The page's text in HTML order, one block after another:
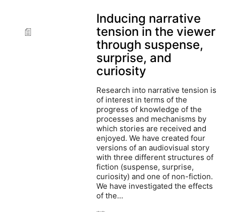
Inducing narrative
tension in the viewer
through suspense,
surprise, and
curiosity
Research into narrative tension is
of interest in terms of the
progress of knowledge of the
processes and mechanisms by
which stories are received and
enjoyed. We have created four
versions of an audiovisual story
with three different structures of
fiction (suspense, surprise,
curiosity) and one of non-fiction.
We have investigated the effects
of the…